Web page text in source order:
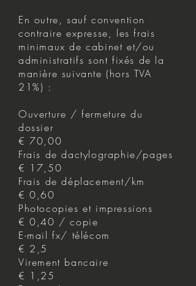
En outre, sauf convention
contraire expresse, les frais
minimaux de cabinet et/ou
administratifs sont fixés de la
manière suivante (hors TVA
21%) :
Ouverture / fermeture du
dossier
€ 70,00
Frais de dactylographie/pages
€ 17,50
Frais de déplacement/km
€ 0,60
Photocopies et impressions
€ 0,40 / copie
E-mail fx/ télécom
€ 2,5
Virement bancaire
€ 1,25